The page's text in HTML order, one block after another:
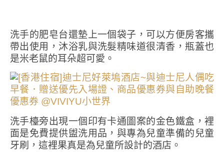
洗手的肥皂台還墊上一個袋子，可以方便房客攜
帶出使用，沐浴乳與洗髮精味道很清香，瓶蓋也
是米老鼠的耳朵超可愛。
洗手檯旁出現一個印有卡通圖案的金色鐵盒，裡
面是免費提供盥洗用品，與專為兒童準備的兒童
牙刷，這裡果真是為兒童所設計的酒店。